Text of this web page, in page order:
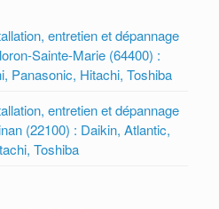
entretien et dépannage
Sainte-Marie (64400) :
Panasonic, Hitachi, Toshiba
entretien et dépannage
(22100) : Daikin, Atlantic,
Toshiba